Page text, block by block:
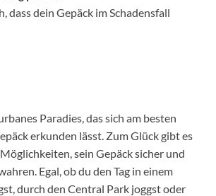
dass dein Gepäck im Schadensfall
Paradies, das sich am besten
erkunden lässt. Zum Glück gibt es
sein Gepäck sicher und
Egal, ob du den Tag in einem
durch den Central Park joggst oder